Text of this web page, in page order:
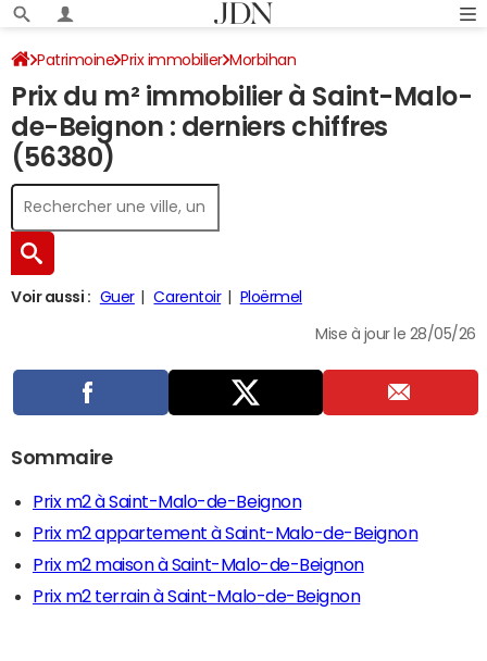
Patrimoine Prix immobilier Morbihan
Saint-Malo-de-Beignon
Prix du m² immobilier à Saint-Malo-
de-Beignon : derniers chiffres
(56380)
Voir aussi : Guer Carentoir Ploërmel
Mise à jour le 28/05/26
Sommaire
Prix m2 à Saint-Malo-de-Beignon
Prix m2 appartement à Saint-Malo-de-Beignon
Prix m2 maison à Saint-Malo-de-Beignon
Prix m2 terrain à Saint-Malo-de-Beignon